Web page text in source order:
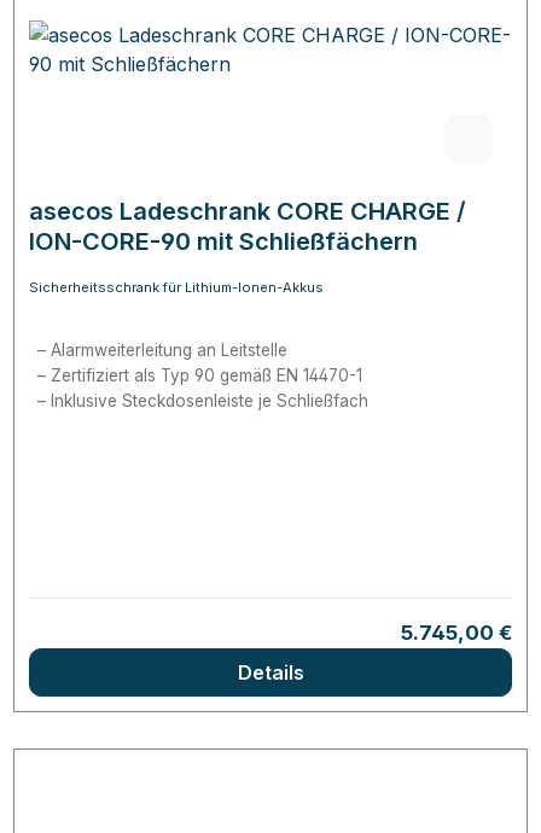
asecos Ladeschrank CORE CHARGE /
ION-CORE-90 mit Schließfächern
Sicherheitsschrank für Lithium-Ionen-Akkus
Alarmweiterleitung an Leitstelle
Zertifiziert als Typ 90 gemäß EN 14470-1
Inklusive Steckdosenleiste je Schließfach
Regulärer
5.745,00 €
Details